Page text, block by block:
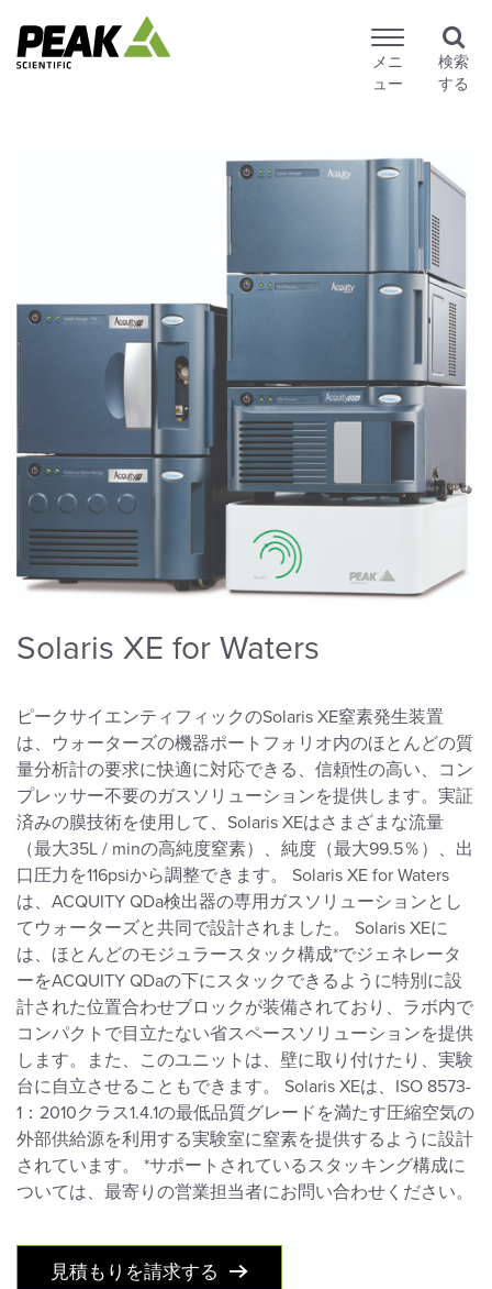
メニ
ュー
検索
する
Solaris XE for Waters
ピークサイエンティフィックのSolaris XE窒素発生装置
は、ウォーターズの機器ポートフォリオ内のほとんどの質
量分析計の要求に快適に対応できる、信頼性の高い、コン
プレッサー不要のガスソリューションを提供します。実証
済みの膜技術を使用して、Solaris XEはさまざまな流量
（最大35L / minの高純度窒素）、純度（最大99.5％）、出
口圧力を116psiから調整できます。 Solaris XE for Waters
は、ACQUITY QDa検出器の専用ガスソリューションとし
てウォーターズと共同で設計されました。 Solaris XEに
は、ほとんどのモジュラースタック構成*でジェネレータ
ーをACQUITY QDaの下にスタックできるように特別に設
計された位置合わせブロックが装備されており、ラボ内で
コンパクトで目立たない省スペースソリューションを提供
します。また、このユニットは、壁に取り付けたり、実験
台に自立させることもできます。 Solaris XEは、ISO 8573-
1：2010クラス1.4.1の最低品質グレードを満たす圧縮空気の
外部供給源を利用する実験室に窒素を提供するように設計
されています。 *サポートされているスタッキング構成に
ついては、最寄りの営業担当者にお問い合わせください。
見積もりを請求する